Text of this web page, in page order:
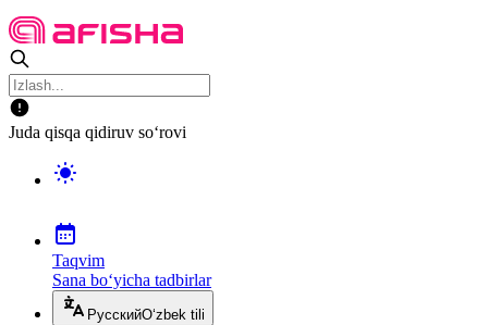
Juda qisqa qidiruv so‘rovi
Taqvim
Sana bo‘yicha tadbirlar
РусскийO‘zbek tili